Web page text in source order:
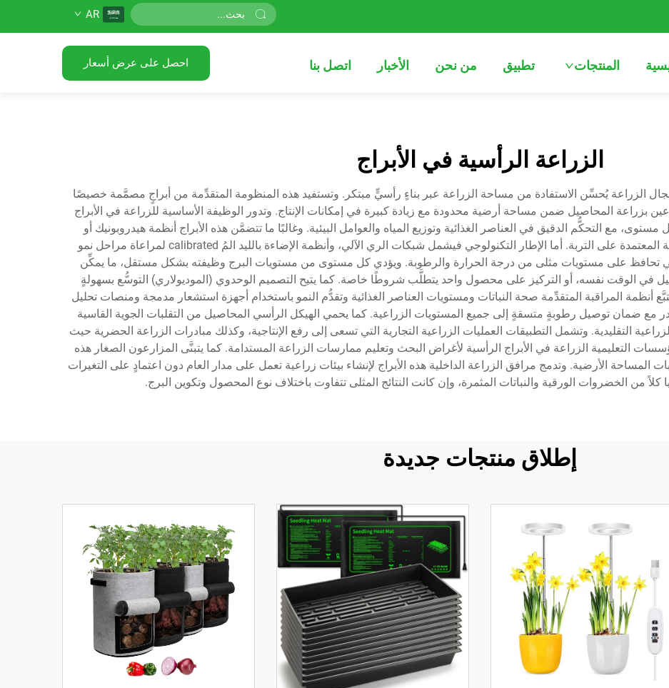
AR
المنتجات تطبيق من نحن الأخبار اتصل بنا احصل على عرض أسعار
الزراعة الرأسية في الأبراج
مجال الزراعة يُحسِّن الاستفادة من مساحة الزراعة عبر بناءٍ رأسيٍّ مبتكر. وتستفيد هذه المنظومة المتقدِّمة من أبراجٍ مصمَّمة خصيصًا
بزراعة المحاصيل ضمن مساحة أرضية محدودة مع زيادة كبيرة في إمكانات الإنتاج. وتدور الوظيفة الأساسية للزراعة في الأبراج
مع التحكُّم الدقيق في العناصر الغذائية وتوزيع المياه والعوامل البيئية. وغالبًا ما تتضمَّن هذه الأبراج أنظمة هيدروبونيك أو
إيروبونيك، مما يلغي الحاجة إلى الزراعة التقليدية المعتمدة على التربة. أما الإطار التكنولوجي فيشمل شبكات الري الآلي، وأنظمة الإضاءة بالليد المُ calibrated لمراعاة مراحل نمو
التي تحافظ على مستويات مثلى من درجة الحرارة والرطوبة. ويؤدي كل مستوى من مستويات البرج وظيفته بشكل مستقل، ما يمكِّن
في الوقت نفسه، أو التركيز على محصول واحد يتطلَّب شروطًا خاصة. كما يتيح التصميم الوحدوي (الموديولاري) التوسُّع بسهولةٍ
أنظمة المراقبة المتقدِّمة صحة النباتات ومستويات العناصر الغذائية وتقدُّم النمو باستخدام أجهزة استشعار مدمجة ومنصات تحليل
مع ضمان توصيل رطوبةٍ متسقةٍ إلى جميع المستويات الزراعية. كما يحمي الهيكل الرأسي المحاصيل من التقلبات الجوية القاسية
التقليدية. وتشمل التطبيقات العمليات الزراعية التجارية التي تسعى إلى رفع الإنتاجية، وكذلك مبادرات الزراعة الحضرية حيث
التعليمية الزراعة في الأبراج الرأسية لأغراض البحث وتعليم ممارسات الزراعة المستدامة. كما يتبنَّى المزارعون الصغار هذه
المساحة الأرضية. وتدمج مرافق الزراعة الداخلية هذه الأبراج لإنشاء بيئات زراعية تعمل على مدار العام دون اعتمادٍ على التغيرات
كلاً من الخضروات الورقية والنباتات المثمرة، وإن كانت النتائج المثلى تتفاوت باختلاف نوع المحصول وتكوين البرج.
إطلاق منتجات جديدة